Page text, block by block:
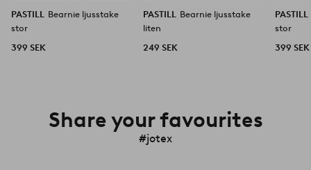
PASTILL
Bearnie ljusstake
stor
399 SEK
PASTILL
Bearnie ljusstake
liten
249 SEK
PASTILL
stor
399 SEK
Share your favourites
#jotex